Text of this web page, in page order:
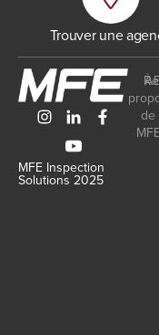
Trouver une
MFE Inspection
Solutions 2025
À
de
MFE